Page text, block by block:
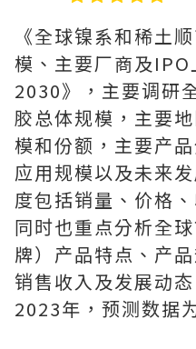
《全球镍系和稀土
模、主要厂商及
2030》，主要调研
胶总体规模，主要
模和份额，主要产
应用规模以及未来
度包括销量、价格
同时也重点分析全
牌）产品特点、产
销售收入及发展动
2023年，预测数据